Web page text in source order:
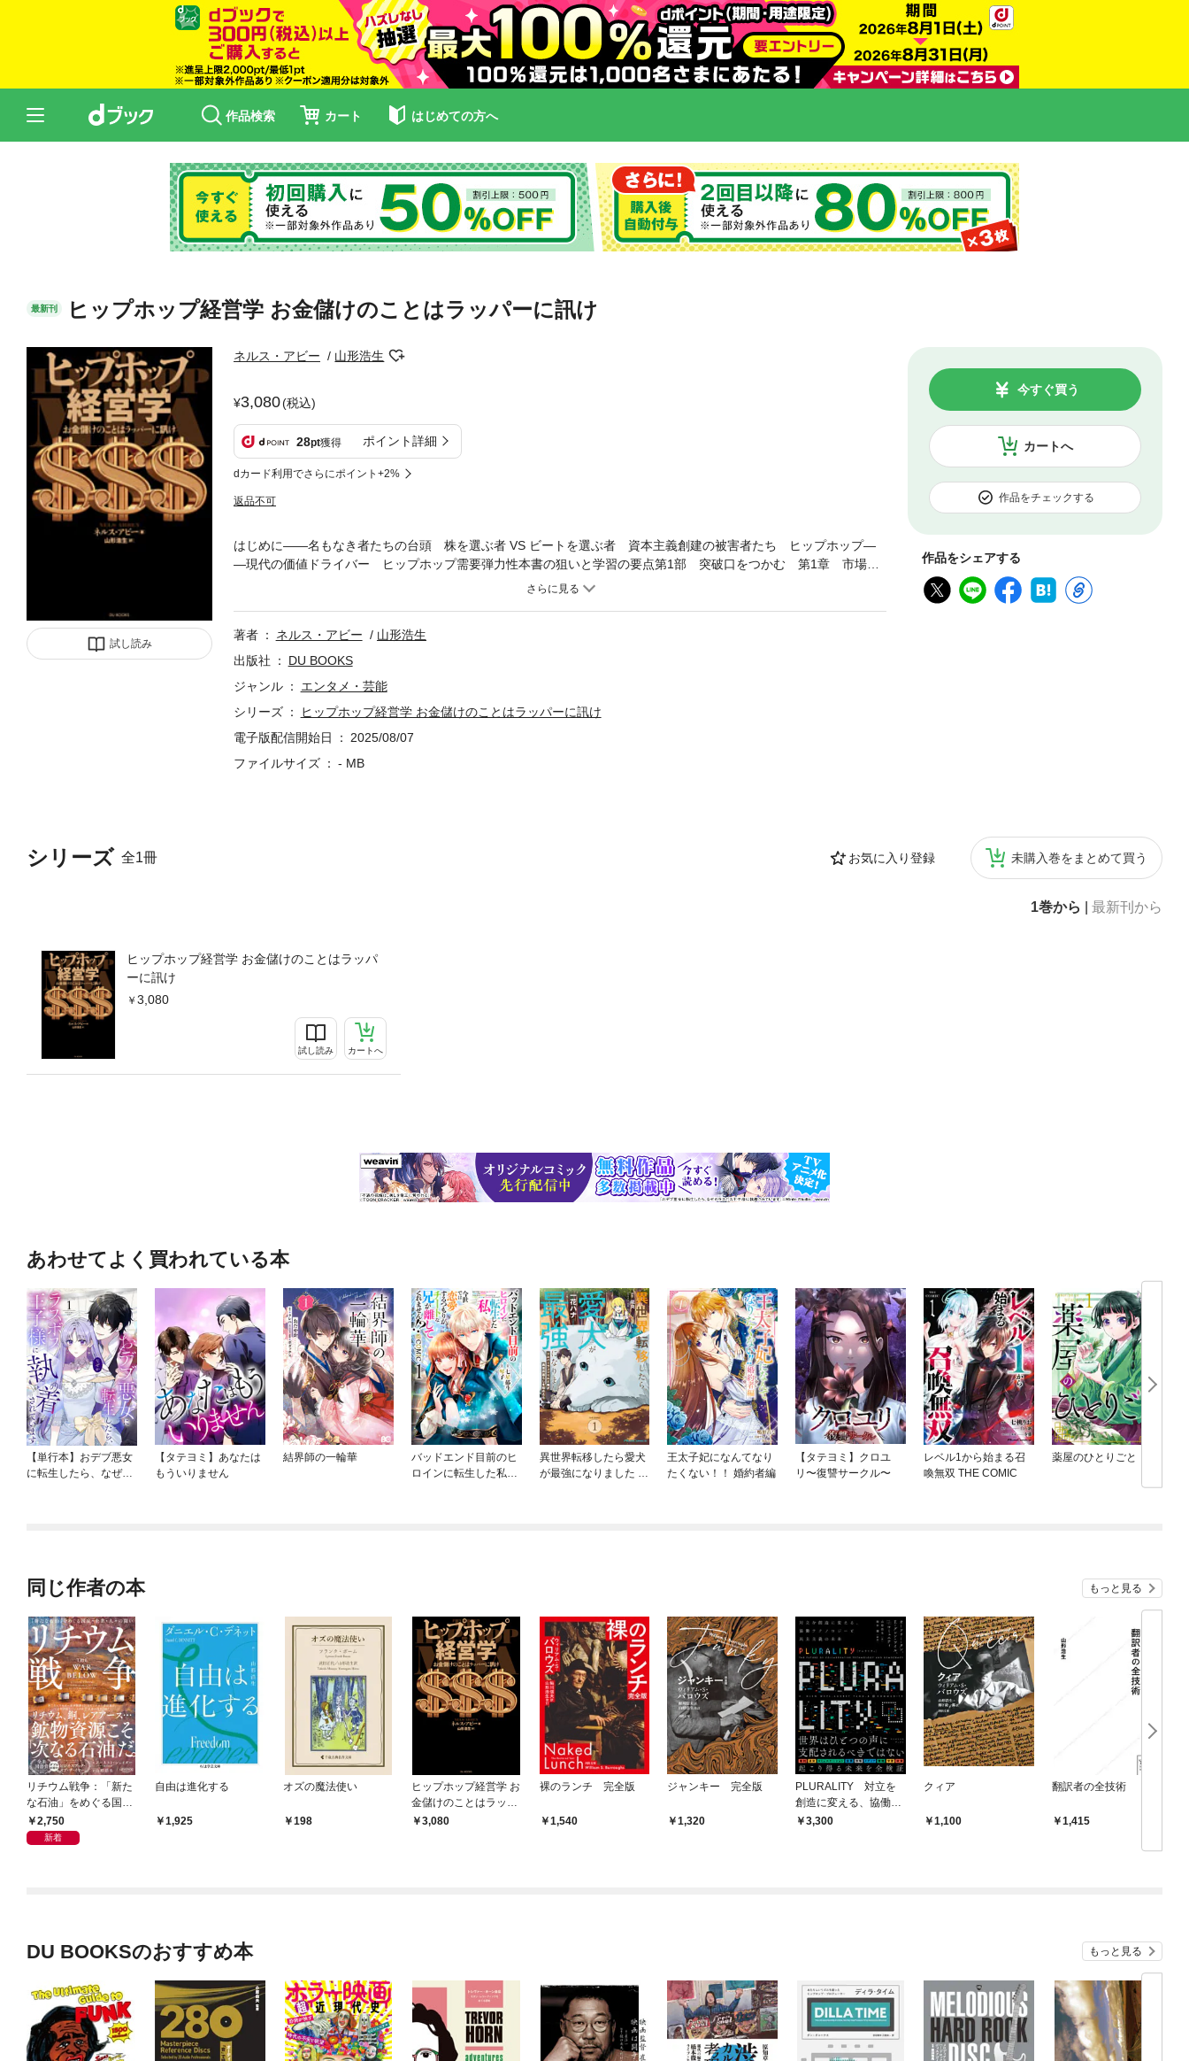
作品検索 カート はじめての方へ
最新刊 ヒップホップ経営学 お金儲けのことはラッパーに訊け
試し読み
ネルス・アビー 山形浩生
3,080(税込)
28pt獲得 ポイント詳細
dカード利用でさらにポイント+2%
返品不可
カートへ
今すぐ買う
作品をチェックする
作品をシェアする
シリーズ 全1冊 お気に入り登録 未購入巻をまとめて買う
1巻から 最新刊から
ヒップホップ経営学 お金儲けのことはラッパ
ーに訊け
3,080
試し読み カートへ
はじめに――名もなき者たちの台頭 株を選ぶ者 VS ビートを選ぶ者 資本主義創建の被害者たち ヒップホップ―
―現代の価値ドライバー ヒップホップ需要弾力性本書の狙いと学習の要点第1部 突破口をつかむ 第1章 市場調
査 ・市場調査をしたボディガード 第2章 ビジネス開発 ・ヒップホップの先駆的ビジネス開発者 第3章
ロム・ザ・ボトム） ・定石外れの市場参入第2部 ブレイク 第5章 評判とブランド ・ファレル・ウィリア
ムス――ビート、ライム、永遠の若さ ・スティーブ・スタウト――橋渡し役 ・ジミー・ヘンチマン――おれ
判 ・ヒップホップ・ブランドのタマネギ ・ブランドをマネタイズ ・ヒップホップとブランドの三つのE
第6章 リスクと報酬 ・ヒップホップのリスクと報酬 ・50セント――リスクの男 ・7万5000ドルの小切
手 ・リスクを嫌うハリウッド大物の誕生 第7章 交渉 ・交渉材料――パワーブローカー、ヤバいマザーファ
章 プロモーション ・マーケティングミックスのリミックス ・ストリートチーム ・「システムをむし
の女 ・ゲイラッパーの台頭 第13章 イノベーション ・カニエ――ヒップホップのアップル社 ・偉大な
化 ・ドクター・ドレー――新しいものを受け入れる ・ジェイ・Z――時代は変化する ・MCハマー――コ
ーススタディ――名声活用多角化の実態 ・王者となった（フレッシュ）プリンス結論 来た、見た、資本化した
謝辞訳者あとがき
著者 ネルス・アビー
山形浩生
出版社
DU BOOKS
ジャンル
エンタメ・芸能
シリーズ
ヒップホップ経営学 お金儲けのことはラッパーに訊け
電子版配信開始日
2025/08/07
ファイルサイズ
- MB
あわせてよく買われている本
【単行本】おデブ悪女
に転生したら、なぜか
【タテヨミ】あなたは
もういりません
結界師の一輪華
バッドエンド目前のヒ
ロインに転生した私、
異世界転移したら愛犬
が最強になりました ～
王太子妃になんてなり
たくない！！ 婚約者編
【タテヨミ】クロユ
リ〜復讐サークル〜
レベル1から始まる召
喚無双 THE COMIC
薬屋のひとりごと
同じ作者の本 もっと見る
リチウム戦争：「新た
な石油」をめぐる国
家・企業・人々の闘い
2,750
新着
自由は進化する
1,925
オズの魔法使い
198
ヒップホップ経営学 お
金儲けのことはラッパ
ーに訊け
3,080
裸のランチ 完全版
1,540
ジャンキー 完全版
1,320
PLURALITY 対立を
創造に変える、協働テ
クノロジーと民主主義
3,300
クィア
1,100
翻訳者の全技術
1,415
DU BOOKSのおすすめ本 もっと見る